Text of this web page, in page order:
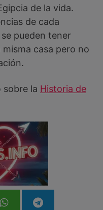
de la vida.
de cada
pueden tener
casa pero no
sobre la Historia de